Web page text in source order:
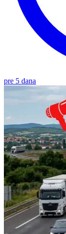
pre 5 dana